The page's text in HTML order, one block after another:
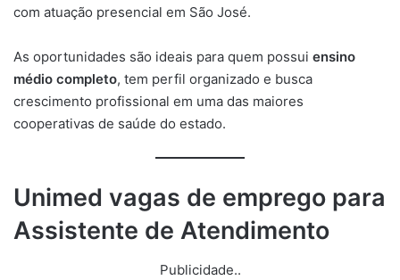
com atuação presencial em São José.
As oportunidades são ideais para quem possui ensino
médio completo, tem perfil organizado e busca
crescimento profissional em uma das maiores
cooperativas de saúde do estado.
Unimed vagas de emprego para
Assistente de Atendimento
Publicidade..